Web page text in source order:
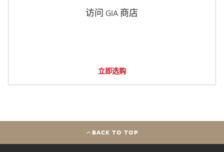
访问 GIA 商店
立即选购
BACK TO TOP